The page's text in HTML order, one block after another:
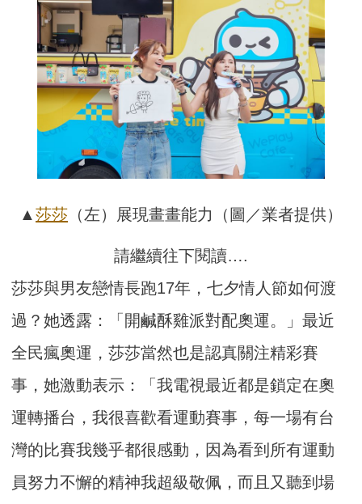
▲ 莎莎 （左）展現畫畫能力（圖／業者提供）
請繼續往下閱讀….
莎莎與男友戀情長跑17年，七夕情人節如何渡
過？她透露：「開鹹酥雞派對配奧運。」最近
全民瘋奧運，莎莎當然也是認真關注精彩賽
事，她激動表示：「我電視最近都是鎖定在奧
運轉播台，我很喜歡看運動賽事，每一場有台
灣的比賽我幾乎都很感動，因為看到所有運動
員努力不懈的精神我超級敬佩，而且又聽到場